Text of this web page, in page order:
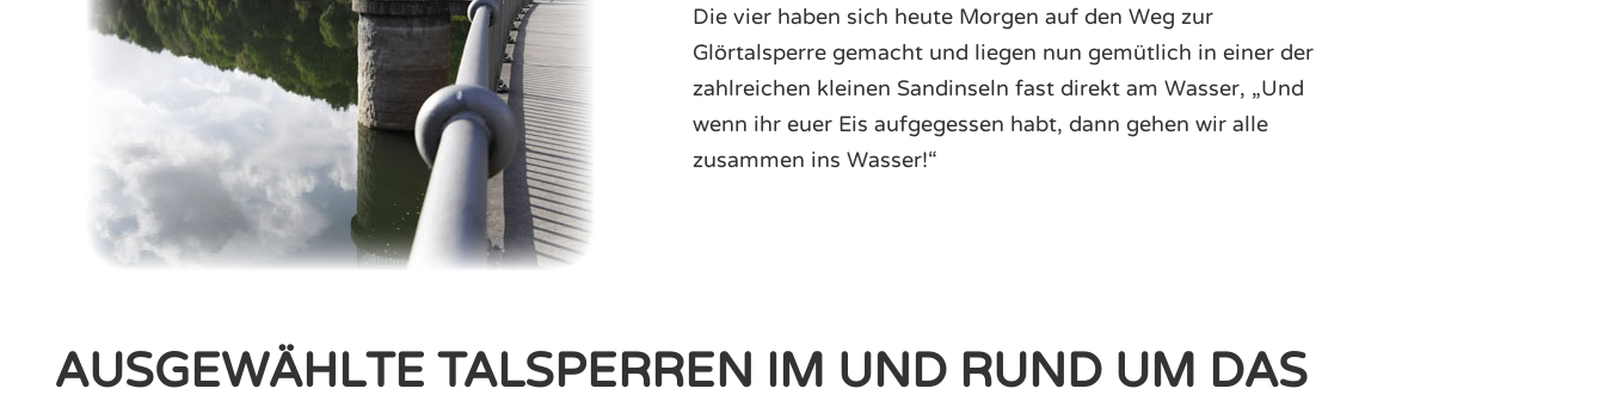
Die vier haben sich heute Morgen auf den Weg zur
Glörtalsperre gemacht und liegen nun gemütlich in einer der
zahlreichen kleinen Sandinseln fast direkt am Wasser, „Und
wenn ihr euer Eis aufgegessen habt, dann gehen wir alle
zusammen ins Wasser!“
AUSGEWÄHLTE TALSPERREN IM UND RUND UM DAS